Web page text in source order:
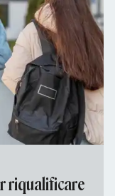
riqualificare